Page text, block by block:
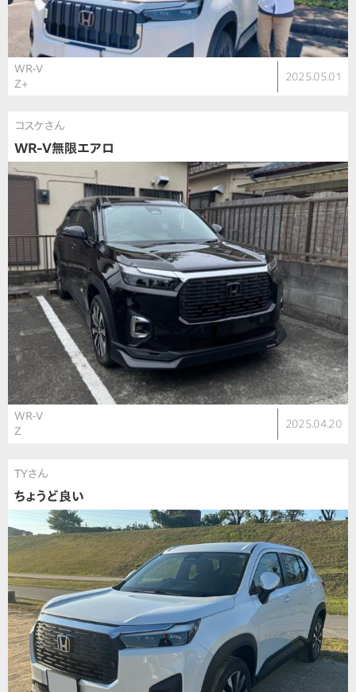
WR-V
Z+
2025.05.01
コスケさん
WR-V無限エアロ
WR-V
Z
2025.04.20
TYさん
ちょうど良い